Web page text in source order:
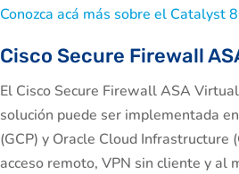
Conozca acá más sobre el Catalyst
Cisco Secure Firewall
El Cisco Secure Firewall ASA
solución puede ser implementada
(GCP) y Oracle Cloud
acceso remoto, VPN sin cliente y al